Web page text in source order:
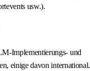
usw.).
Implementierungs- und
einige davon international.